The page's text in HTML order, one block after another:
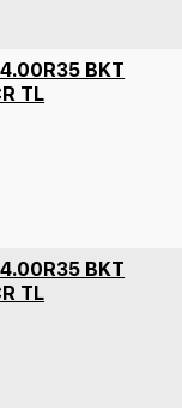
BKT
TL
BKT
TL